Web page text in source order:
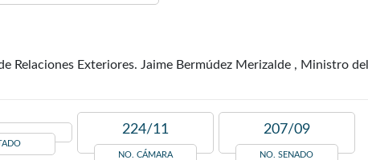
Relaciones Exteriores. Jaime Bermúdez Merizalde , Ministro
224/11
NO. CÁMARA
207/09
NO. SENADO